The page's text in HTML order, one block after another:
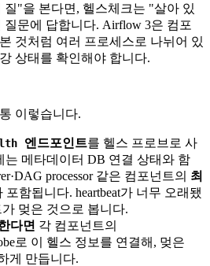
"을 본다면, 헬스체크는 "살아 있
문에 답합니다. Airflow 3은 컴포
것처럼 여러 프로세스로 나뉘어 있
상태를 확인해야 합니다.
이렇습니다.
엔드포인트를 헬스 프로브로 사
는 메타데이터 DB 연결 상태와 함
processor 같은 컴포넌트의 최
포함됩니다. heartbeat가 너무 오래됐
멎은 것으로 봅니다.
다면 각 컴포넌트의
로 이 헬스 정보를 연결해, 멎은
게 만듭니다.